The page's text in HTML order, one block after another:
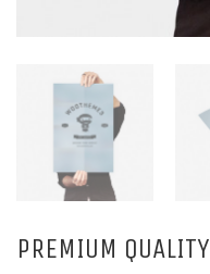
PREMIUM QUALITY